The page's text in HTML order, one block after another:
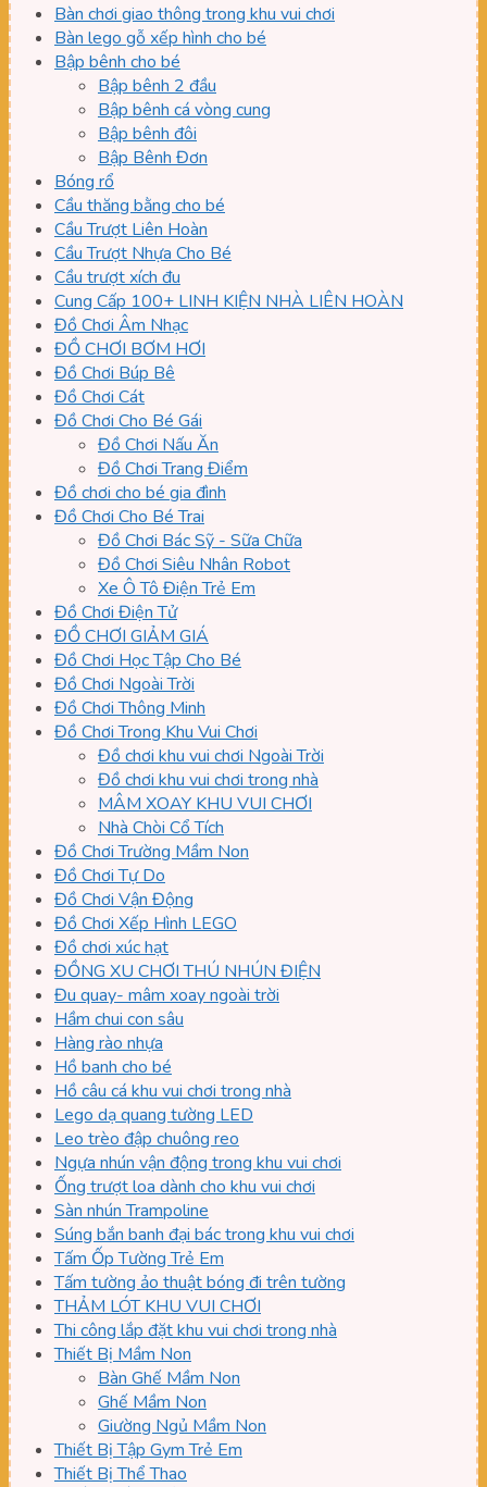
Bàn chơi giao thông trong khu vui chơi
Bàn lego gỗ xếp hình cho bé
Bập bênh cho bé
Bập bênh 2 đầu
Bập bênh cá vòng cung
Bập bênh đôi
Bập Bênh Đơn
Bóng rổ
Cầu thăng bằng cho bé
Cầu Trượt Liên Hoàn
Cầu Trượt Nhựa Cho Bé
Cầu trượt xích đu
Cung Cấp 100+ LINH KIỆN NHÀ LIÊN HOÀN
Đồ Chơi Âm Nhạc
ĐỒ CHƠI BƠM HƠI
Đồ Chơi Búp Bê
Đồ Chơi Cát
Đồ Chơi Cho Bé Gái
Đồ Chơi Nấu Ăn
Đồ Chơi Trang Điểm
Đồ chơi cho bé gia đình
Đồ Chơi Cho Bé Trai
Đồ Chơi Bác Sỹ - Sữa Chữa
Đồ Chơi Siêu Nhân Robot
Xe Ô Tô Điện Trẻ Em
Đồ Chơi Điện Tử
ĐỒ CHƠI GIẢM GIÁ
Đồ Chơi Học Tập Cho Bé
Đồ Chơi Ngoài Trời
Đồ Chơi Thông Minh
Đồ Chơi Trong Khu Vui Chơi
Đồ chơi khu vui chơi Ngoài Trời
Đồ chơi khu vui chơi trong nhà
MÂM XOAY KHU VUI CHƠI
Nhà Chòi Cổ Tích
Đồ Chơi Trường Mầm Non
Đồ Chơi Tự Do
Đồ Chơi Vận Động
Đồ Chơi Xếp Hình LEGO
Đồ chơi xúc hạt
ĐỒNG XU CHƠI THÚ NHÚN ĐIỆN
Đu quay- mâm xoay ngoài trời
Hầm chui con sâu
Hàng rào nhựa
Hồ banh cho bé
Hồ câu cá khu vui chơi trong nhà
Lego dạ quang tường LED
Leo trèo đập chuông reo
Ngựa nhún vận động trong khu vui chơi
Ống trượt loa dành cho khu vui chơi
Sàn nhún Trampoline
Súng bắn banh đại bác trong khu vui chơi
Tấm Ốp Tường Trẻ Em
Tấm tường ảo thuật bóng đi trên tường
THẢM LÓT KHU VUI CHƠI
Thi công lắp đặt khu vui chơi trong nhà
Thiết Bị Mầm Non
Bàn Ghế Mầm Non
Ghế Mầm Non
Giường Ngủ Mầm Non
Thiết Bị Tập Gym Trẻ Em
Thiết Bị Thể Thao